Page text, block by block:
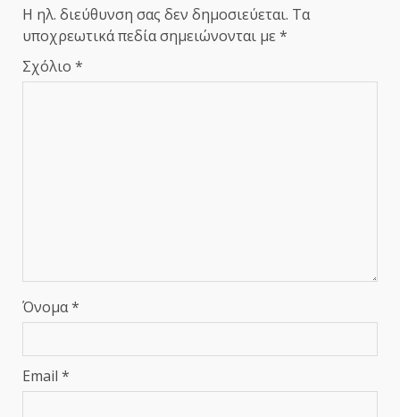
Η ηλ. διεύθυνση σας δεν δημοσιεύεται. Τα
υποχρεωτικά πεδία σημειώνονται με *
Σχόλιο *
Όνομα*
Email *